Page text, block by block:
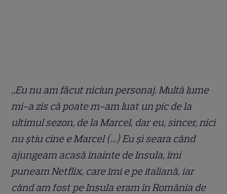
„Eu nu am făcut niciun personaj. Multă lume
mi-a zis că poate m-am luat un pic de la
ultimul sezon, de la Marcel, dar eu, sincer, nici
nu știu cine e Marcel (…) Eu și seara când
ajungeam acasă înainte de Insula, îmi
puneam Netflix, care îmi e pe italiană, iar
când am fost pe Insula eram în România de